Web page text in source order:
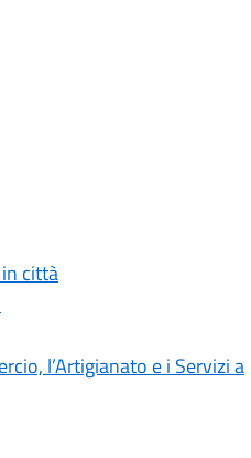
città
l’Artigianato e i Servizi a